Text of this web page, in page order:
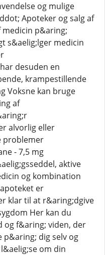
og mulige
Apoteker og salg af
medicin p&aring;
s&aelig;lger medicin
desuden en
krampestillende
Voksne kan bruge
af
alvorlig eller
problemer
- 7,5 mg
aktive
og kombination
er
klar til at r&aring;dgive
Her kan du
og f&aring; viden, der
p&aring; dig selv og
om din